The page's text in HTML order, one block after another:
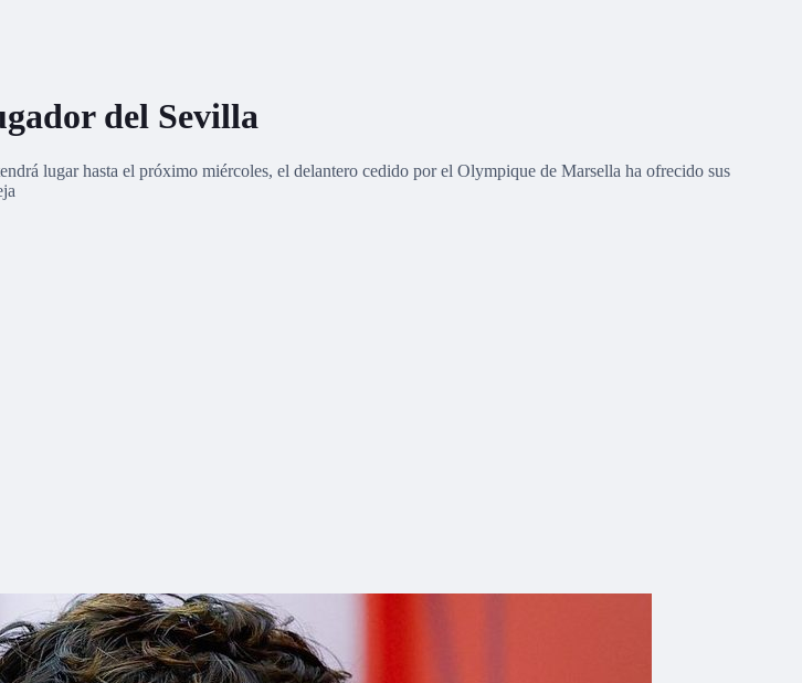
del Sevilla
lugar hasta el próximo miércoles, el delantero cedido por el Olympique de Marsella ha ofrecido sus